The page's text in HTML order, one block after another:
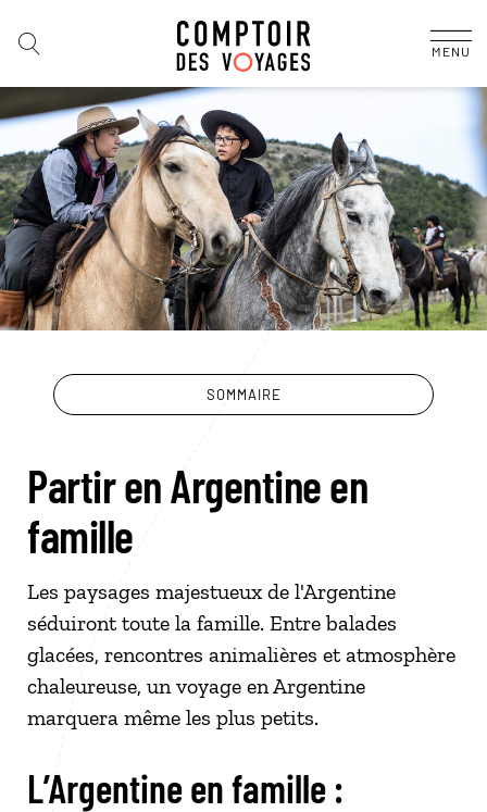
MENU
SOMMAIRE
Partir en Argentine en
famille
Les paysages majestueux de l'Argentine
séduiront toute la famille. Entre balades
glacées, rencontres animalières et atmosphère
chaleureuse, un voyage en Argentine
marquera même les plus petits.
L’Argentine en famille :